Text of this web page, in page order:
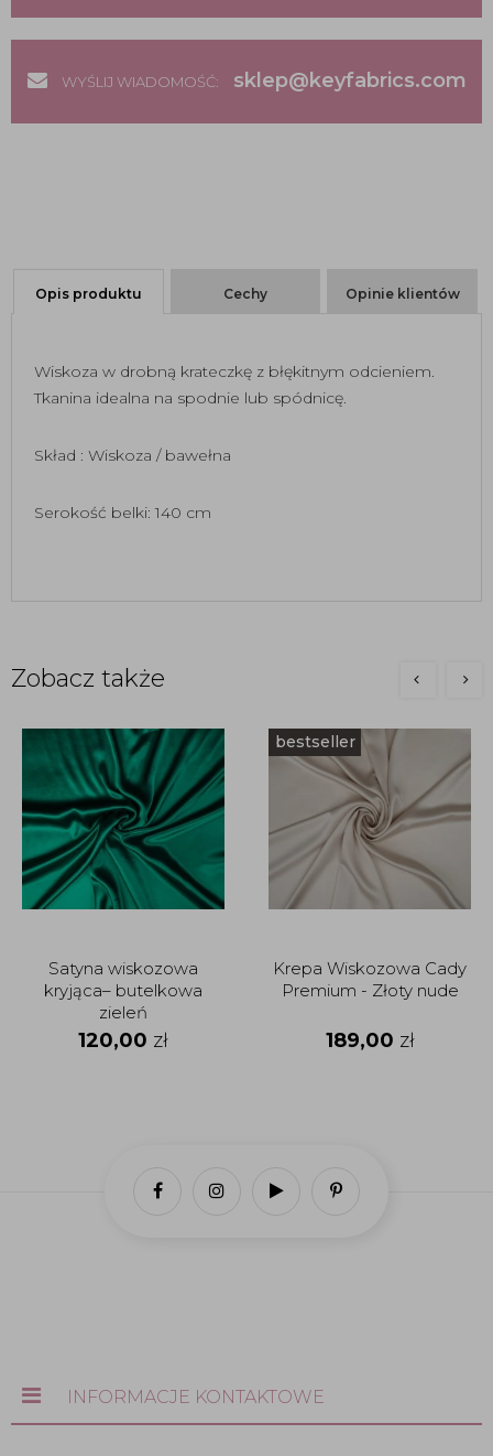
WYŚLIJ WIADOMOŚĆ: sklep@keyfabrics.com
Opis produktu Cechy Opinie klientów
Wiskoza w drobną krateczkę z błękitnym odcieniem.
Tkanina idealna na spodnie lub spódnicę.
Skład : Wiskoza / bawełna
Serokość belki: 140 cm
Zobacz także
Satyna wiskozowa
kryjąca– butelkowa
zieleń
120,00 zł
bestseller
Krepa Wiskozowa Cady
Premium - Złoty nude
189,00 zł
INFORMACJE KONTAKTOWE